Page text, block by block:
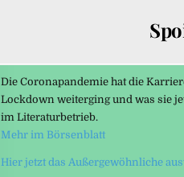
Die Coronapandemie hat die
Lockdown weiterging und was sie
im Literaturbetrieb.
Mehr im Börsenblatt
Hier jetzt das Außergewöhnliche